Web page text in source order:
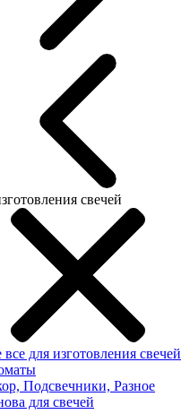
свечей
все для изготовления свечей
Подсвечники, Разное
для свечей